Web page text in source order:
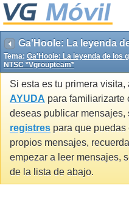
Tema: Ga'Hoole: La leyenda de los
NTSC *Vgroupteam*
Si esta es tu primera
AYUDA para familiarizarte
deseas publicar mensajes,
registres para que puedas
propios mensajes,
empezar a leer mensajes,
de la lista de abajo.